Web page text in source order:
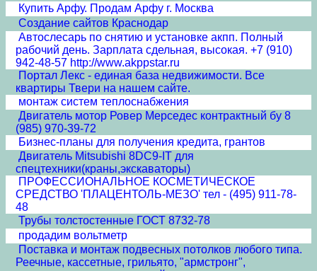
Купить Арфу. Продам Арфу г. Москва
Создание сайтов Краснодар
Автослесарь по снятию и установке акпп. Полный
рабочий день. Зарплата сдельная, высокая. +7 (910)
942-48-57 http://www.akppstar.ru
Портал Лекс - единая база недвижимости. Все
квартиры Твери на нашем сайте.
монтаж систем теплоснабжения
Двигатель мотор Ровер Мерседес контрактный бу 8
(985) 970-39-72
Бизнес-планы для получения кредита, грантов
Двигатель Mitsubishi 8DC9-IT для
спецтехники(краны,экскаваторы)
ПРОФЕССИОНАЛЬНОЕ КОСМЕТИЧЕСКОЕ
СРЕДСТВО 'ПЛАЦЕНТОЛЬ-МЕЗО' тел - (495) 911-78-
48
Трубы толстостенные ГОСТ 8732-78
продадим вольтметр
Поставка и монтаж подвесных потолков любого типа.
Реечные, кассетные, грильято, "армстронг",